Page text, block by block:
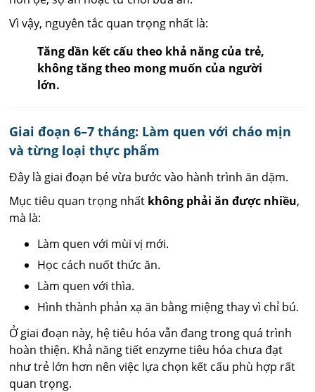
Vì vậy, nguyên tắc quan trọng nhất là:
Tăng dần kết cấu theo khả năng của trẻ,
không tăng theo mong muốn của người
lớn.
Giai đoạn 6–7 tháng: Làm quen với cháo mịn
và từng loại thực phẩm
Đây là giai đoạn bé vừa bước vào hành trình ăn dặm.
Mục tiêu quan trọng nhất không phải ăn được nhiều,
mà là:
Làm quen với mùi vị mới.
Học cách nuốt thức ăn.
Làm quen với thìa.
Hình thành phản xạ ăn bằng miệng thay vì chỉ bú.
Ở giai đoạn này, hệ tiêu hóa vẫn đang trong quá trình
hoàn thiện. Khả năng tiết enzyme tiêu hóa chưa đạt
như trẻ lớn hơn nên việc lựa chọn kết cấu phù hợp rất
quan trọng.